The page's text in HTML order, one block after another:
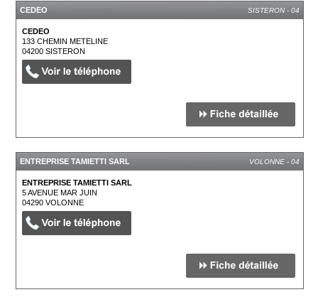
CEDEO SISTERON - 04
CEDEO
133 CHEMIN METELINE
04200SISTERON
ENTREPRISE TAMIETTI SARL VOLONNE - 04
ENTREPRISE TAMIETTI SARL
5 AVENUE MAR JUIN
04290VOLONNE